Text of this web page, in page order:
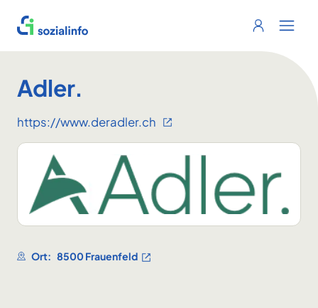
Sozialinfo
Login
Adler.
https://www.deradler.ch
Ort: 8500 Frauenfeld